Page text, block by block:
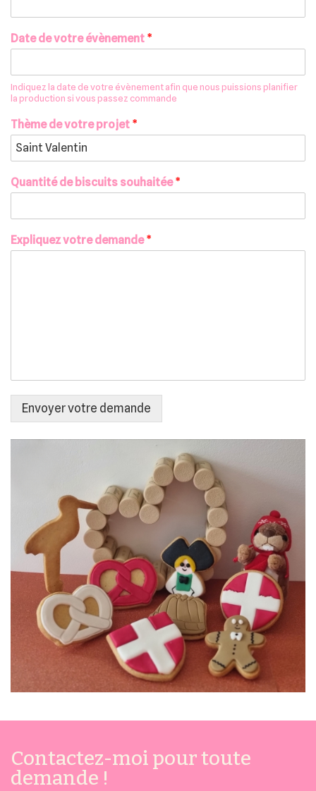
Date de votre évènement *
Indiquez la date de votre évènement afin que nous puissions planifier
la production si vous passez commande
Thème de votre projet *
Quantité de biscuits souhaitée*
Expliquez votre demande*
Envoyer votre demande
Contactez-moi pour toute
demande !
Design spécial
Contact
Mon compte
Articles sauvegardés